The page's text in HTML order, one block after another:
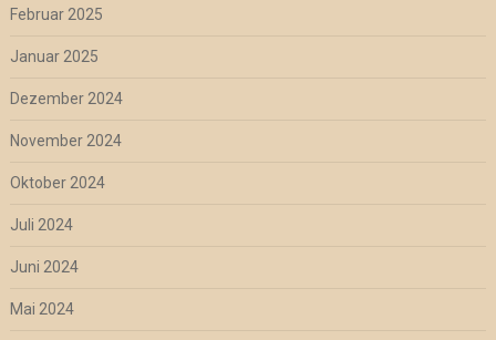
Februar 2025
Januar 2025
Dezember 2024
November 2024
Oktober 2024
Juli 2024
Juni 2024
Mai 2024